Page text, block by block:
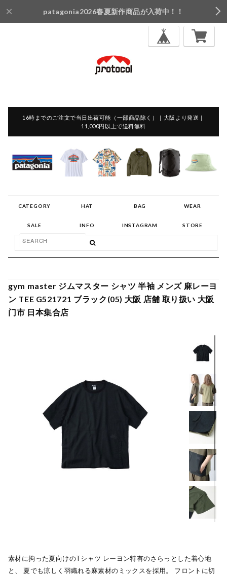
patagonia2026春夏新作商品が入荷中！！
16時までのご注文で当日出荷可能（一部商品除く）｜大阪より発送｜
11,000円以上で送料無料
CATEGORY HAT BAG WEAR
SALE INFO INSTAGRAM STORE
gym master ジムマスター シャツ 半袖 メンズ 麻レーヨ
ン TEE G521721 ブラック(05) 大阪 店舗 取り扱い 大阪
门市 日本集合店
素材に拘った夏向けのTシャツ レーヨン特有のさらっとした着心地
と、 夏でも涼しく羽織れる麻素材のミックスを採用。 フロントに切